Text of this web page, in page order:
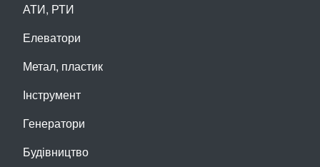
АТИ, РТИ
Елеватори
Метал, пластик
Інструмент
Генератори
Будівництво